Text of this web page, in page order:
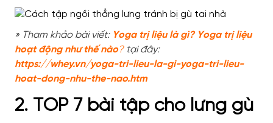
» Tham khảo bài viết: Yoga trị liệu là gì? Yoga trị liệu
hoạt động như thế nào?tại đây:
https://whey.vn/yoga-tri-lieu-la-gi-yoga-tri-lieu-
hoat-dong-nhu-the-nao.htm
2. TOP 7 bài tập cho lưng gù